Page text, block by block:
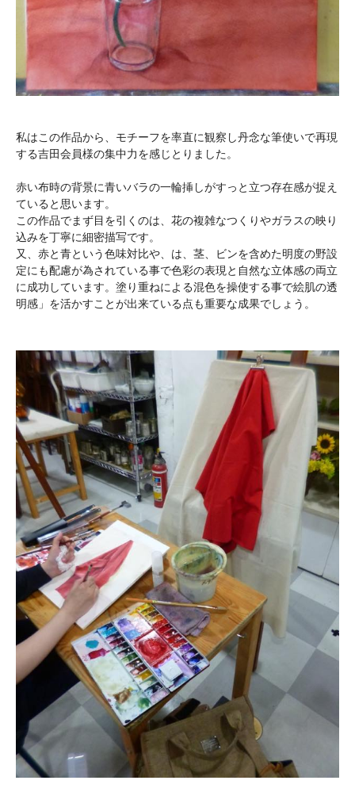
私はこの作品から、モチーフを率直に観察し丹念な筆使いで再現
する吉田会員様の集中力を感じとりました。
赤い布時の背景に青いバラの一輪挿しがすっと立つ存在感が捉え
ていると思います。
この作品でまず目を引くのは、花の複雑なつくりやガラスの映り
込みを丁寧に細密描写です。
又、赤と青という色味対比や、は、茎、ビンを含めた明度の野設
定にも配慮が為されている事で色彩の表現と自然な立体感の両立
に成功しています。塗り重ねによる混色を操使する事で絵肌の透
明感」を活かすことが出来ている点も重要な成果でしょう。